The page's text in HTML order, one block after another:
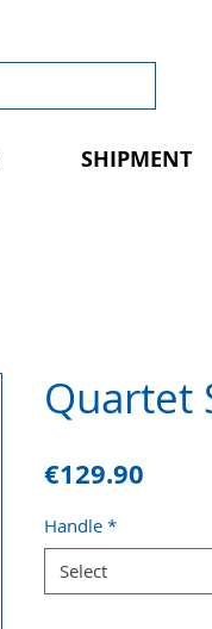
SHIPMENT
Quartet
€129.90
Handle *
Select